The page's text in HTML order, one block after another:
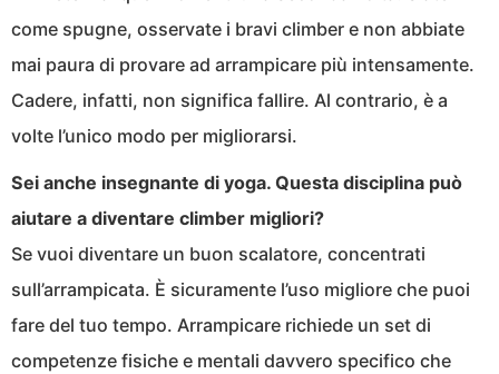
come spugne, osservate i bravi climber e non abbiate
mai paura di provare ad arrampicare più intensamente.
Cadere, infatti, non significa fallire. Al contrario, è a
volte l’unico modo per migliorarsi.
Sei anche insegnante di yoga. Questa disciplina può
aiutare a diventare climber migliori?
Se vuoi diventare un buon scalatore, concentrati
sull’arrampicata. È sicuramente l’uso migliore che puoi
fare del tuo tempo. Arrampicare richiede un set di
competenze fisiche e mentali davvero specifico che